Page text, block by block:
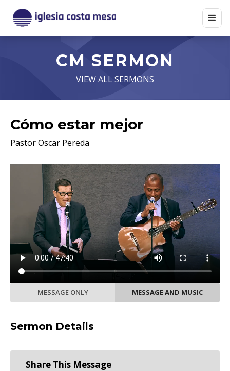
CM SERMON
VIEW ALL SERMONS
Cómo estar mejor
Pastor Oscar Pereda
MESSAGE ONLY MESSAGE AND MUSIC
Sermon Details
Share This Message